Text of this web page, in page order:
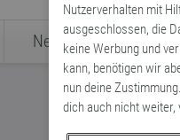
Nutzerverhalten mit
ausgeschlossen, die
keine Werbung und
kann, benötigen wir
nun deine
dich auch nicht weiter,
Neologismen